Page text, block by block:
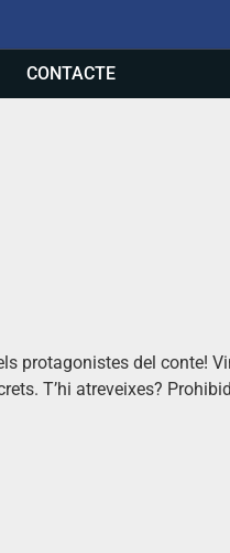
CONTACTE
protagonistes del conte!
T’hi atreveixes?